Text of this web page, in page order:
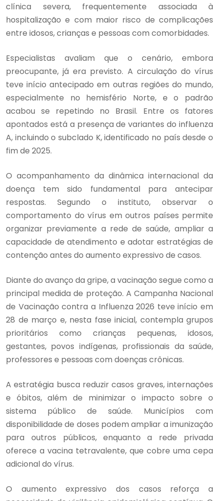
clínica severa, frequentemente associada à
hospitalização e com maior risco de complicações
entre idosos, crianças e pessoas com comorbidades.
Especialistas avaliam que o cenário, embora
preocupante, já era previsto. A circulação do vírus
teve início antecipado em outras regiões do mundo,
especialmente no hemisfério Norte, e o padrão
acabou se repetindo no Brasil. Entre os fatores
apontados está a presença de variantes do influenza
A, incluindo o subclado K, identificado no país desde o
fim de 2025.
O acompanhamento da dinâmica internacional da
doença tem sido fundamental para antecipar
respostas. Segundo o instituto, observar o
comportamento do vírus em outros países permite
organizar previamente a rede de saúde, ampliar a
capacidade de atendimento e adotar estratégias de
contenção antes do aumento expressivo de casos.
Diante do avanço da gripe, a vacinação segue como a
principal medida de proteção. A Campanha Nacional
de Vacinação contra a Influenza 2026 teve início em
28 de março e, nesta fase inicial, contempla grupos
prioritários como crianças pequenas, idosos,
gestantes, povos indígenas, profissionais da saúde,
professores e pessoas com doenças crônicas.
A estratégia busca reduzir casos graves, internações
e óbitos, além de minimizar o impacto sobre o
sistema público de saúde. Municípios com
disponibilidade de doses podem ampliar a imunização
para outros públicos, enquanto a rede privada
oferece a vacina tetravalente, que cobre uma cepa
adicional do vírus.
O aumento expressivo dos casos reforça a